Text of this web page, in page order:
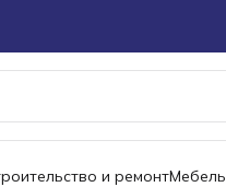
и ремонтМебель